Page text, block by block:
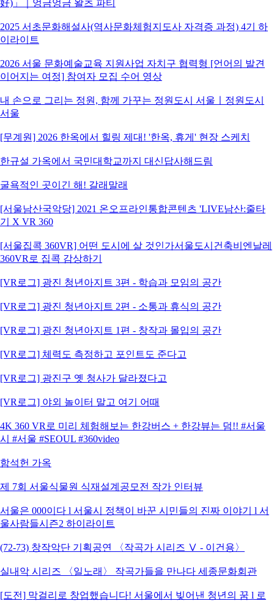
好)」｜엉금엉금 왈츠 파티
2025 서초문화해설사(역사문화체험지도사 자격증 과정) 4기 하
이라이트
2026 서울 문화예술교육 지원사업 자치구 협력형 [언어의 발견
이어지는 여정] 참여자 모집 수어 영상
내 손으로 그리는 정원, 함께 가꾸는 정원도시 서울ㅣ정원도시
서울
[무계원] 2026 한옥에서 힐링 제대! '한옥, 휴게' 현장 스케치
한규설 가옥에서 국민대학교까지 대신답사해드림
굴욕적인 곳이긴 해! 갈래말래
[서울남산국악당] 2021 온오프라인통합콘텐츠 'LIVE남산:줄타
기 X VR 360
[서울집콕 360VR] 어떤 도시에 살 것인가서울도시건축비엔날레
360VR로 집콕 감상하기
[VR로그] 광진 청년아지트 3편 - 학습과 모임의 공간
[VR로그] 광진 청년아지트 2편 - 소통과 휴식의 공간
[VR로그] 광진 청년아지트 1편 - 창작과 몰입의 공간
[VR로그] 체력도 측정하고 포인트도 준다고
[VR로그] 광진구 옛 청사가 달라졌다고
[VR로그] 야외 놀이터 말고 여기 어때
4K 360 VR로 미리 체험해보는 한강버스 + 한강뷰는 덤!! #서울
시 #서울 #SEOUL #360video
함석헌 가옥
제 7회 서울식물원 식재설계공모전 작가 인터뷰
서울은 000이다 l 서울시 정책이 바꾼 시민들의 진짜 이야기 l 서
울사람들시즌2 하이라이트
(72-73) 창작악단 기획공연 〈작곡가 시리즈 Ⅴ - 이건용〉
실내악 시리즈 〈일노래〉 작곡가들을 만나다 세종문화회관
[도전] 막걸리로 창업했습니다! 서울에서 빚어낸 청년의 꿈 l 로